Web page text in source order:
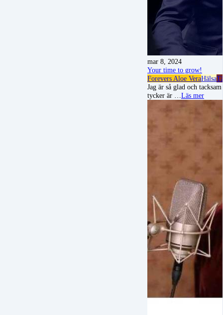
mar 8, 2024
Your time to grow!
Forevers Aloe VeraHälsa
Jag är så glad och
tycker är … Läs mer